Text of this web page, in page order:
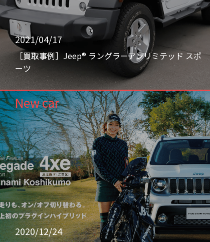
2021/04/17
［買取事例］Jeep® ラングラーアンリミテッド スポ
ーツ
New car
2020/12/24